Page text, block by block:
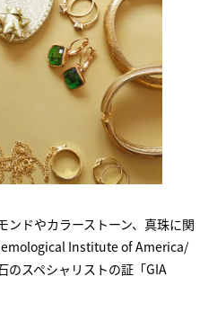
ンドやカラーストーン、真珠に関
Institute of America/
のスペシャリストの証「GIA